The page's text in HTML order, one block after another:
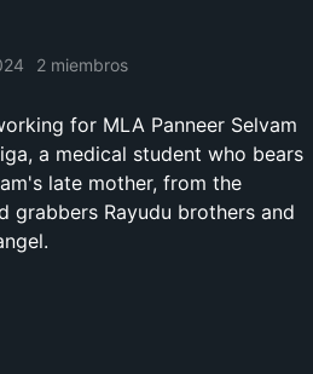
2 miembros
for MLA Panneer Selvam
a medical student who bears
late mother, from the
grabbers Rayudu brothers and